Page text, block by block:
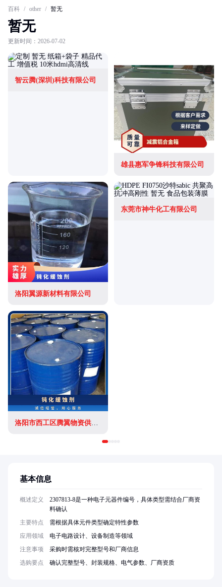
百科 / other / 暂无
暂无
更新时间：2026-07-02
智云腾(深圳)科技有限公司
雄县惠军争锋科技有限公司
洛阳翼源新材料有限公司
东莞市神牛化工有限公司
洛阳市西工区腾翼物资供应站
基本信息
概述定义
2307813-8是一种电子元器件编号，具体类型需结合厂商资
料确认
主要特点
需根据具体元件类型确定特性参数
应用领域
电子电路设计、设备制造等领域
注意事项
采购时需核对完整型号和厂商信息
选购要点
确认完整型号、封装规格、电气参数、厂商资质